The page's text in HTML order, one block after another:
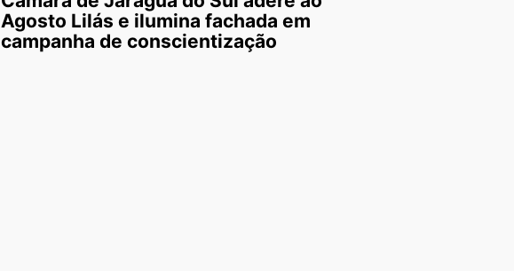
Agosto Lilás e ilumina fachada em
campanha de conscientização